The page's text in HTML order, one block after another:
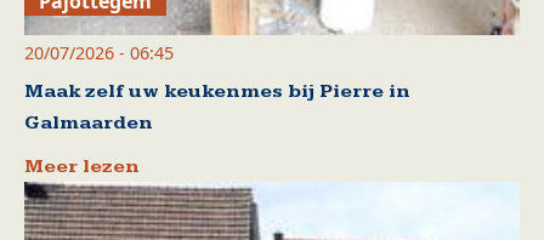
20/07/2026 - 06:45
Maak zelf uw keukenmes bij Pierre in
Galmaarden
Meer lezen